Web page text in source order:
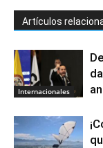
Artículos
Internacionales